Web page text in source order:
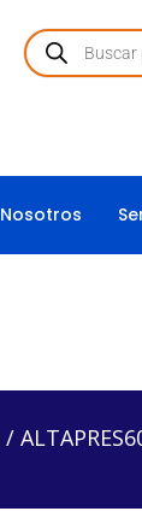
Nosotros
/